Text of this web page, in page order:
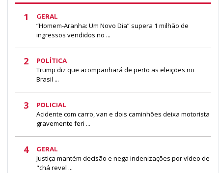
1 GERAL
“Homem-Aranha: Um Novo Dia” supera 1 milhão de
ingressos vendidos no ...
2 POLÍTICA
Trump diz que acompanhará de perto as eleições no
Brasil ...
3 POLICIAL
Acidente com carro, van e dois caminhões deixa motorista
gravemente feri ...
4 GERAL
Justiça mantém decisão e nega indenizações por vídeo de
"chá revel ...